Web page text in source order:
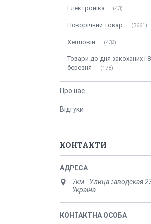
Електроніка 43
Новорічний товар 3661
Хелловін 433
Товари до дня закоханих і 8
березня
178
Про нас
Відгуки
КОНТАКТИ
7км . Улица заводская
Україна